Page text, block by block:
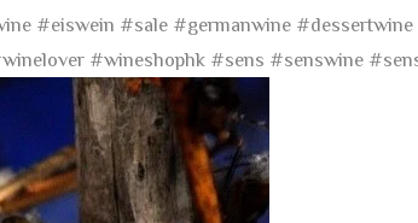
#eiswein #sale #germanwine #dessertwine
#wineshophk #sens #senswine